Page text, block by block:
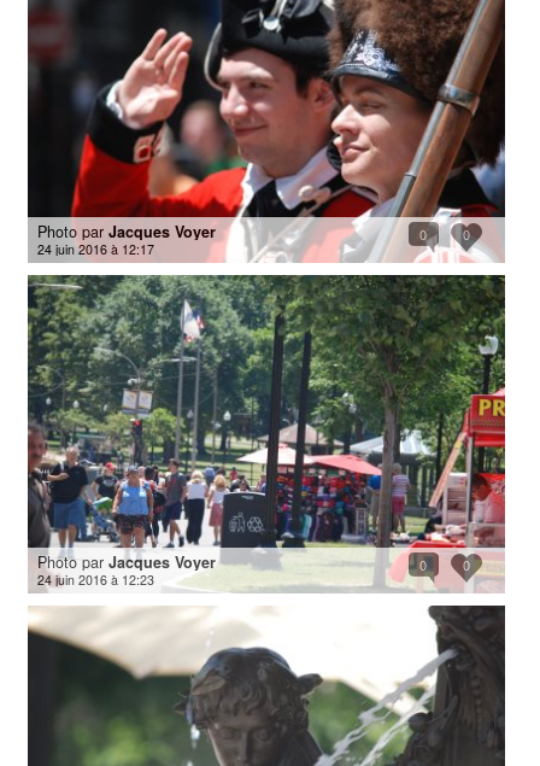
0
0
Photo par Jacques Voyer
24 juin 2016 à 12:17
0
0
Photo par Jacques Voyer
24 juin 2016 à 12:23